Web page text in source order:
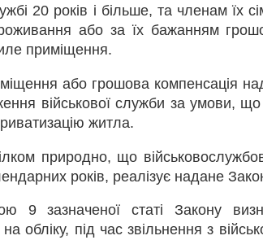
20 років і більше, та членам
або за їх бажанням
приміщення.
або грошова компенсація
військової служби за умови,
житла.
природно, що
років, реалізує надане
9 зазначеної статі Закону
обліку, під час звільнення з